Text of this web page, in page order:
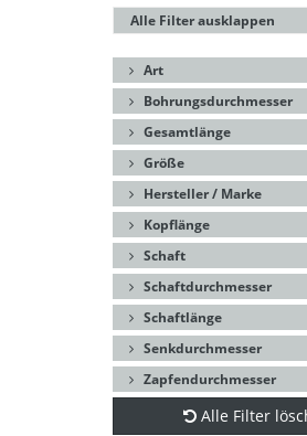
Alle Filter ausklappen
Art
Bohrungsdurchmesser
Gesamtlänge
Größe
Hersteller / Marke
Kopflänge
Schaft
Schaftdurchmesser
Schaftlänge
Senkdurchmesser
Zapfendurchmesser
Alle Filter